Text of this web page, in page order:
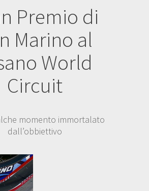
Premio di
Marino al
World
Circuit
momento immortalato
dall’obbiettivo